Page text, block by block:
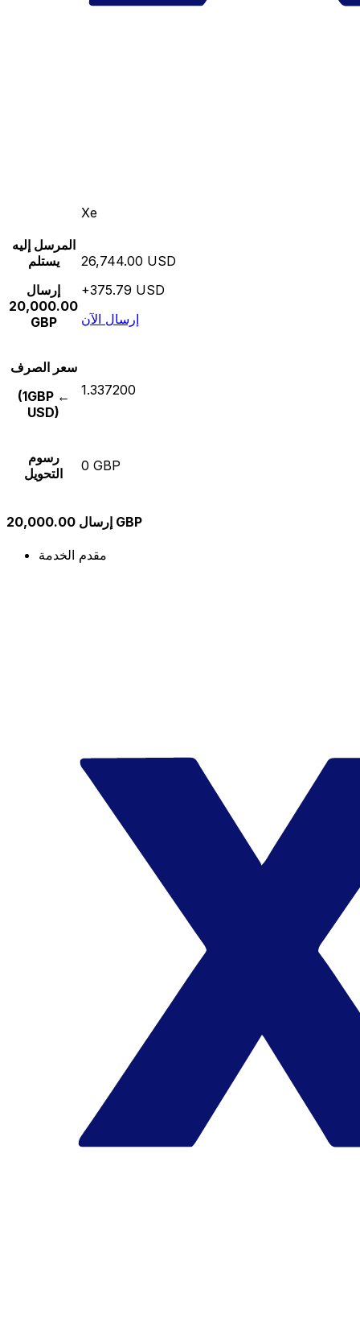
Xe
المرسل إليه
يستلم
إرسال
20,000.00
GBP
26,744.00 USD
+375.79 USD
إرسال الآن
سعر الصرف
(1GBP ←
USD)
1.337200
رسوم
التحويل
0 GBP
إرسال 20,000.00 GBP
مقدم الخدمة